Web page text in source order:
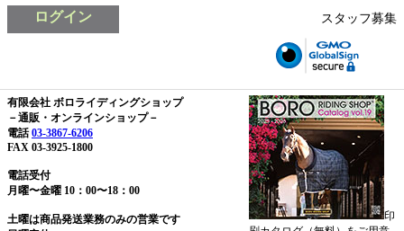
ログイン
スタッフ募集
有限会社 ボロライディングショップ
－通販・オンラインショップ－
電話03-3867-6206
FAX 03-3925-1800
電話受付
月曜〜金曜 10：00〜18：00
土曜は商品発送業務のみの営業です
印